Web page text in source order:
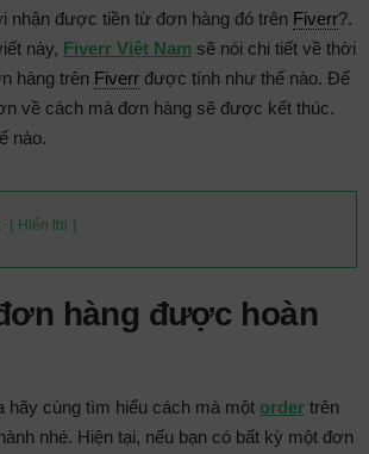
nhận được tiền từ đơn hàng đó trên Fiverr?.
này, Fiverr Việt Nam sẽ nói chi tiết về thời
hàng trên Fiverr được tính như thế nào. Để
về cách mà đơn hàng sẽ được kết thúc.
nào.
Hiển thị
hàng được hoàn
hãy cùng tìm hiểu cách mà một order trên
nhé. Hiện tại, nếu bạn có bất kỳ một đơn